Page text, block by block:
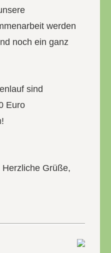
werden
noch ein ganz
sind
Euro
Herzliche Grüße,